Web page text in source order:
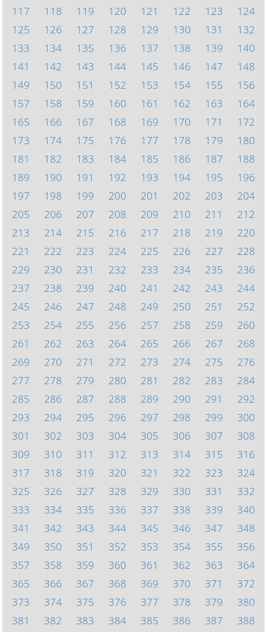
117
118 119 120 121 122 123
124
125
126 127 128 129 130 131
132
133
134 135 136 137 138 139
140
141
142 143 144 145 146 147
148
149
150 151 152 153 154 155
156
157
158 159 160 161 162 163
164
165
166 167 168 169 170 171
172
173
174 175 176 177 178 179
180
181
182 183 184 185 186 187
188
189
190 191 192 193 194 195
196
197
198 199 200 201 202 203
204
205
206 207 208 209 210 211
212
213
214 215 216 217 218 219
220
221
222 223 224 225 226 227
228
229
230 231 232 233 234 235
236
237
238 239 240 241 242 243
244
245
246 247 248 249 250 251
252
253
254 255 256 257 258 259
260
261
262 263 264 265 266 267
268
269
270 271 272 273 274 275
276
277
278 279 280 281 282 283
284
285
286 287 288 289 290 291
292
293
294 295 296 297 298 299
300
301
302 303 304 305 306 307
308
309
310 311 312 313 314 315
316
317
318 319 320 321 322 323
324
325
326 327 328 329 330 331
332
333
334 335 336 337 338 339
340
341
342 343 344 345 346 347
348
349
350 351 352 353 354 355
356
357
358 359 360 361 362 363
364
365
366 367 368 369 370 371
372
373
374 375 376 377 378 379
380
381
382 383 384 385 386 387 388